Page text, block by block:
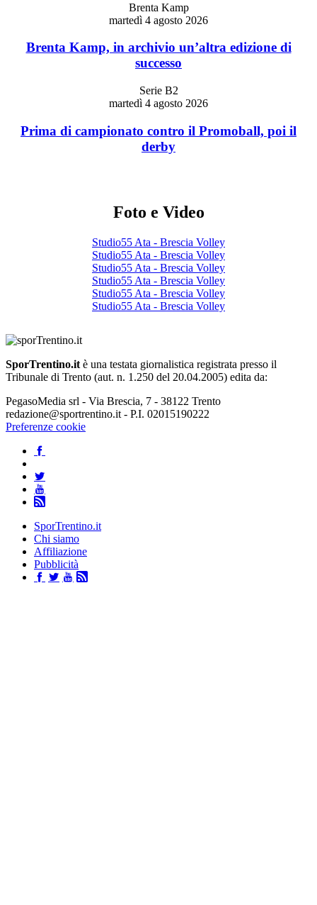
Brenta Kamp
martedì 4 agosto 2026
Brenta Kamp, in archivio un’altra edizione di
successo
Serie B2
martedì 4 agosto 2026
Prima di campionato contro il Promoball, poi il
derby
Foto e Video
Studio55 Ata - Brescia Volley
Studio55 Ata - Brescia Volley
Studio55 Ata - Brescia Volley
Studio55 Ata - Brescia Volley
Studio55 Ata - Brescia Volley
Studio55 Ata - Brescia Volley
SporTrentino.it è una testata giornalistica registrata presso il
Tribunale di Trento (aut. n. 1.250 del 20.04.2005) edita da:
PegasoMedia srl - Via Brescia, 7 - 38122 Trento
redazione@sportrentino.it - P.I. 02015190222
Preferenze cookie
SporTrentino.it
Chi siamo
Affiliazione
Pubblicità